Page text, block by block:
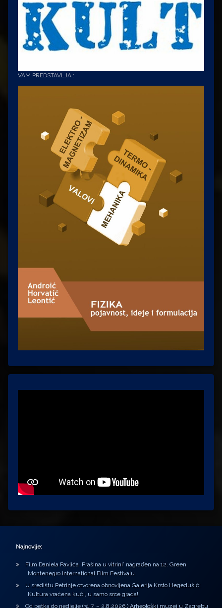
VAM PREDSTAVLJA :
Najnovije:
Film Daniela Pavlića ‘Prašina u vitrini’ nagrađen na 12. Green
Montenegro International Film Festivalu
U središtu Petrinje otvorena obnovljena Galerija Krsto Hegedušić:
Kultura vraćena kući, u samo srce grada!
Od petka do nedjelje (31.7. – 2.8.2026.) Arheološki muzej u Zagrebu